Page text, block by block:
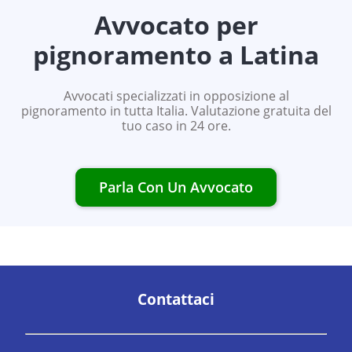
Avvocato per
pignoramento a Latina
Avvocati specializzati in opposizione al
pignoramento in tutta Italia. Valutazione gratuita del
tuo caso in 24 ore.
Parla Con Un Avvocato
Contattaci